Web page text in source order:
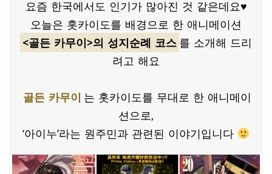
요즘 한국에서도 인기가 많아진 것 같은데요♥
오늘은 홋카이도를 배경으로 한 애니메이션
<골든 카무이>의 성지순례 코스 를 소개해 드리
려고 해요
골든 카무이 는 홋카이도를 무대로 한 애니메이
션으로,
‘아이누’라는 원주민과 관련된 이야기입니다